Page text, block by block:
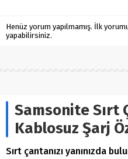
Henüz yorum yapılmamış. İlk
yapabilirsiniz.
Samsonite Sırt
Kablosuz Şarj
Sırt çantanızı yanınızda